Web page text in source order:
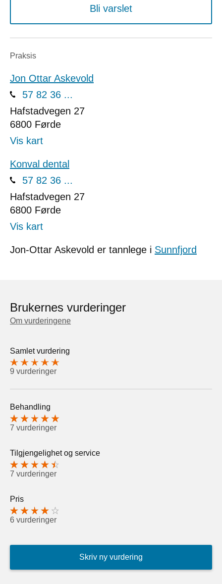
Bli varslet
Praksis
Jon Ottar Askevold
57 82 36 ...
Hafstadvegen 27
6800 Førde
Vis kart
Konval dental
57 82 36 ...
Hafstadvegen 27
6800 Førde
Vis kart
Jon-Ottar Askevold er tannlege i Sunnfjord
Brukernes vurderinger
Om vurderingene
Samlet vurdering
9 vurderinger
Behandling
7 vurderinger
Tilgjengelighet og service
7 vurderinger
Pris
6 vurderinger
Skriv ny vurdering